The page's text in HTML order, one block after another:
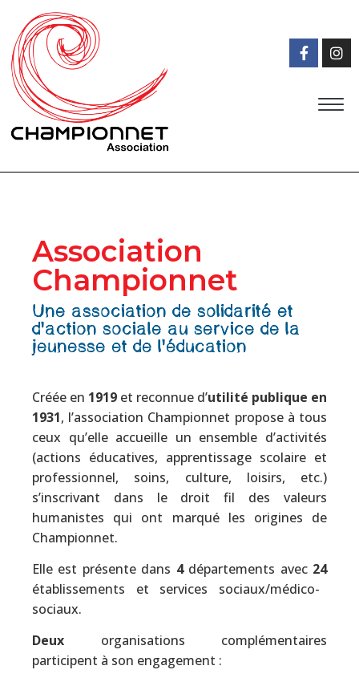
Association
Championnet
Une association de solidarité et
d'action sociale au service de la
jeunesse et de l'éducation
Créée en 1919 et reconnue d’utilité publique en
1931, l’association Championnet propose à tous
ceux qu’elle accueille un ensemble d’activités
(actions éducatives, apprentissage scolaire et
professionnel, soins, culture, loisirs, etc.)
s’inscrivant dans le droit fil des valeurs
humanistes qui ont marqué les origines de
Championnet.
Elle est présente dans 4départements avec 24
établissements et services sociaux/médico-
sociaux.
Deux organisations complémentaires
participent à son engagement :